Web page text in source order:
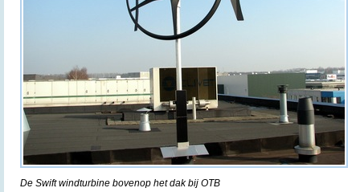
De Swift windturbine bovenop het dak bij OTB